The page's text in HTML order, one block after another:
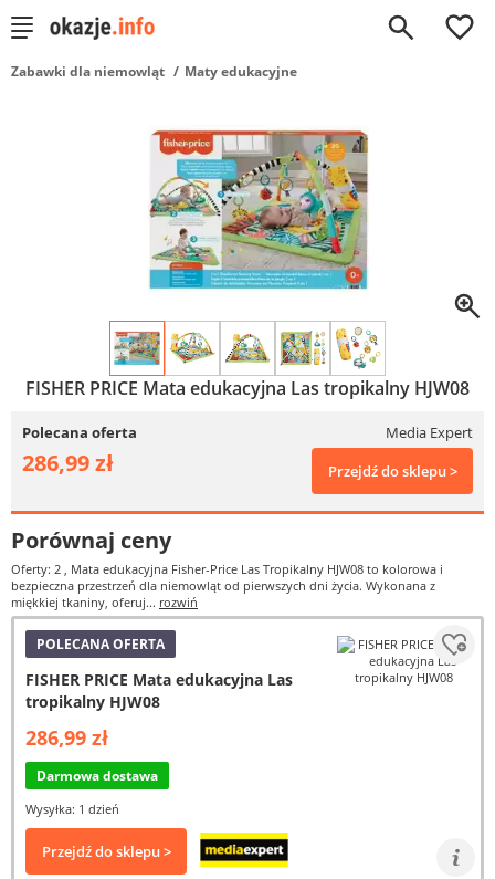
0
Zabawki dla niemowląt Maty edukacyjne
FISHER PRICE Mata edukacyjna Las tropikalny HJW08
Polecana oferta Media Expert
286,99 zł Przejdź do sklepu >
Porównaj ceny
Oferty: 2 , Mata edukacyjna Fisher-Price Las Tropikalny HJW08 to kolorowa i
bezpieczna przestrzeń dla niemowląt od pierwszych dni życia. Wykonana z
miękkiej tkaniny, oferuj... rozwiń
POLECANA OFERTA
FISHER PRICE Mata edukacyjna Las
tropikalny HJW08
286,99 zł
Darmowa dostawa
Wysyłka: 1 dzień
Przejdź do sklepu >